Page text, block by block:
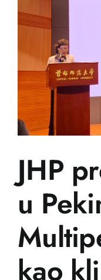
JHP
u
kao